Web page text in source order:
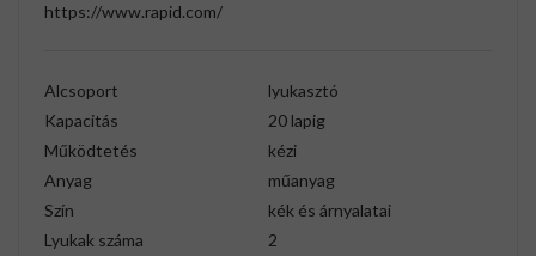
https://www.rapid.com/
Alcsoport
lyukasztó
Kapacitás
20 lapig
Működtetés
kézi
Anyag
műanyag
Szín
kék és árnyalatai
Lyukak száma
2